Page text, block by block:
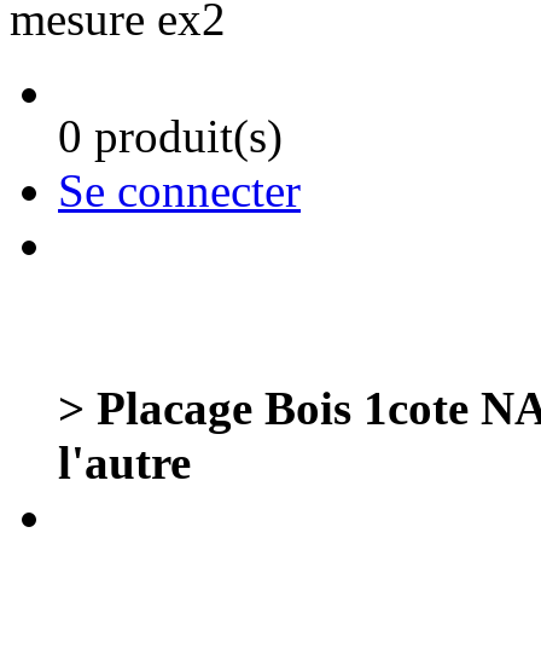
mesure ex2
0 produit(s)
Se connecter
> Placage Bois 1cote
l'autre